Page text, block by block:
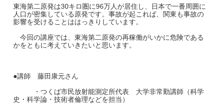
東海第二原発は30キロ圏に96万人が居住し、日本で一番周囲に
人口が密集している原発です。事故が起これば、関東も事故の
影響を受けることははっきりしています。
今回の講座では、東海第二原発の再稼働がいかに危険である
かをともに考えていきたいと思います。
●講師 藤田康元さん
・つくば市民放射能測定所代表 大学非常勤講師（科学
史・科学論・技術者倫理などを担当）